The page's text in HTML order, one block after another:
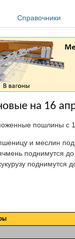
Справочники
на 16
пошлины c
и меслин
поднимутся
поднимутся